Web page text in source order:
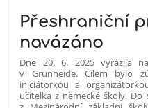
Přeshraniční
navázáno
Dne 20. 6. 2025 vyrazila
v Grünheide. Cílem bylo
iniciátorkou a
učitelka z německé školy.